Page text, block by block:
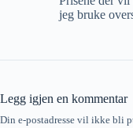
jeg bruke
Legg igjen en kommentar
Din e-postadresse vil ikke bli